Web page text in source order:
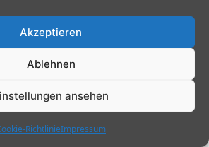
Akzeptieren
Ablehnen
ansehen
RichtlinieImpressum
und
unterwegs